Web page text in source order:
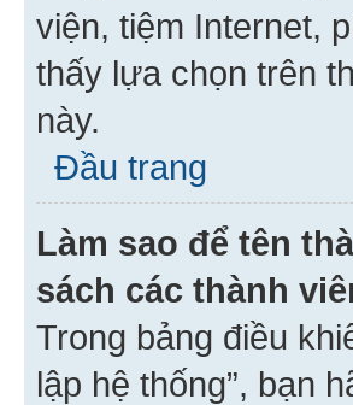
viện, tiệm Internet,
thấy lựa chọn trên
này.
Đầu trang
Làm sao để tên
sách các thành
Trong bảng điều
lập hệ thống”, bạn